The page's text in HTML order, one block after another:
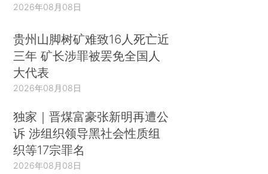
2026年08月08日
贵州山脚树矿难致16人死亡近
三年 矿长涉罪被罢免全国人
大代表
2026年08月08日
独家｜晋煤富豪张新明再遭公
诉 涉组织领导黑社会性质组
织等17宗罪名
2026年08月08日